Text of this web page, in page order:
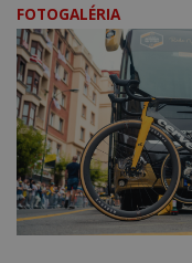
FOTOGALÉRIA